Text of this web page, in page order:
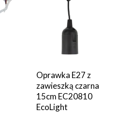
Oprawka E27 z
zawieszką czarna
15cm EC20810
EcoLight